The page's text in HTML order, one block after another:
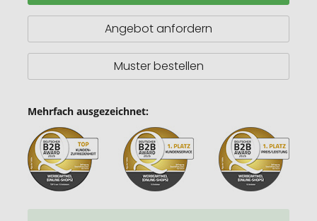
liniert
Angebot anfordern
Muster bestellen
Mehrfach ausgezeichnet: